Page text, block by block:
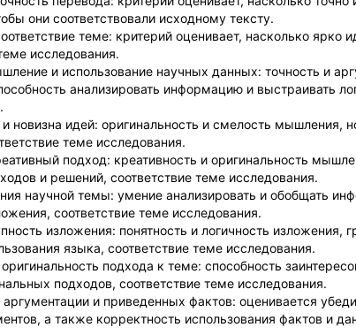
они соответствовали исходному тексту.
теме: критерий оценивает, насколько ярко
исследования.
и использование научных данных: точность и
анализировать информацию и выстраивать
и новизна идей: оригинальность и смелость мышления,
теме исследования.
подход: креативность и оригинальность
и решений, соответствие теме исследования.
научной темы: умение анализировать и обобщать
соответствие теме исследования.
изложения: понятность и логичность изложения,
языка, соответствие теме исследования.
подхода к теме: способность
подходов, соответствие теме исследования.
и приведенных фактов: оценивается
а также корректность использования фактов и